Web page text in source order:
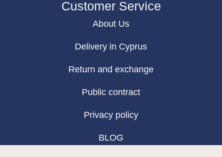
Customer Service
About Us
Delivery in Cyprus
Return and exchange
Public contract
Privacy policy
BLOG